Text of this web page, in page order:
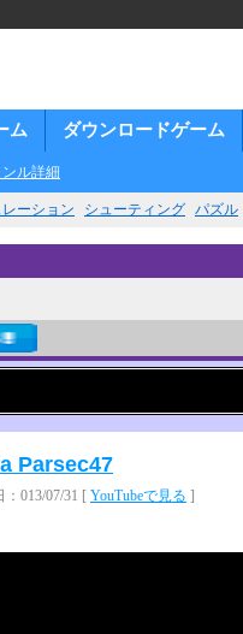
ム ダウンロードゲーム
ル詳細
ーション シューティング パズル
Parsec47
013/07/31 [ YouTubeで見る ]